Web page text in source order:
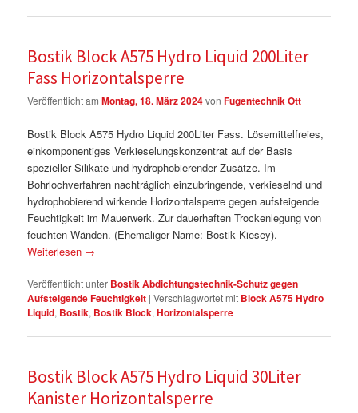
Bostik Block A575 Hydro Liquid 200Liter
Fass Horizontalsperre
Veröffentlicht amMontag, 18. März 2024vonFugentechnik Ott
Bostik Block A575 Hydro Liquid 200Liter Fass. Lösemittelfreies,
einkomponentiges Verkieselungskonzentrat auf der Basis
spezieller Silikate und hydrophobierender Zusätze. Im
Bohrlochverfahren nachträglich einzubringende, verkieselnd und
hydrophobierend wirkende Horizontalsperre gegen aufsteigende
Feuchtigkeit im Mauerwerk. Zur dauerhaften Trockenlegung von
feuchten Wänden. (Ehemaliger Name: Bostik Kiesey).
Weiterlesen →
Veröffentlicht unter Bostik Abdichtungstechnik-Schutz gegen
Aufsteigende Feuchtigkeit |Verschlagwortet mit Block A575 Hydro
Liquid, Bostik, Bostik Block,Horizontalsperre
Bostik Block A575 Hydro Liquid 30Liter
Kanister Horizontalsperre